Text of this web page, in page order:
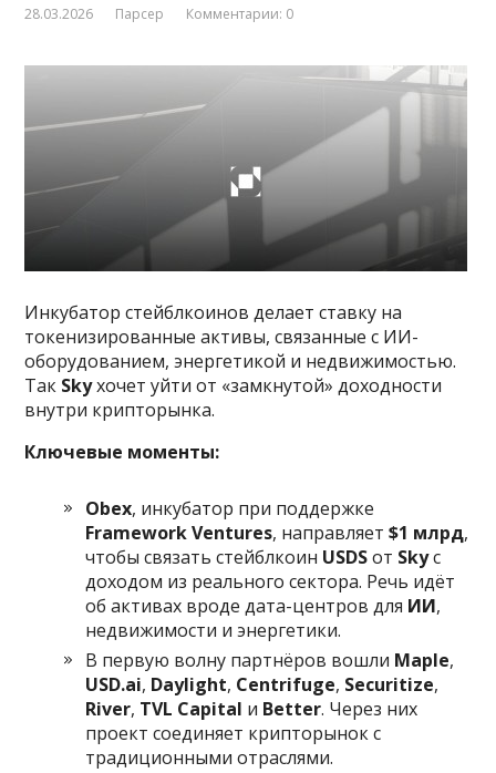
28.03.2026 Парсер Комментарии: 0
Инкубатор стейблкоинов делает ставку на
токенизированные активы, связанные с ИИ-
оборудованием, энергетикой и недвижимостью.
Так Skyхочет уйти от «замкнутой» доходности
внутри крипторынка.
Ключевые моменты:
Obex, инкубатор при поддержке
Framework Ventures, направляет$1 млрд,
чтобы связать стейблкоин USDSот Skyс
доходом из реального сектора. Речь идёт
об активах вроде дата-центров для ИИ,
недвижимости и энергетики.
В первую волну партнёров вошли Maple,
USD.ai, Daylight, Centrifuge, Securitize,
River, TVL Capital и Better. Через них
проект соединяет крипторынок с
традиционными отраслями.